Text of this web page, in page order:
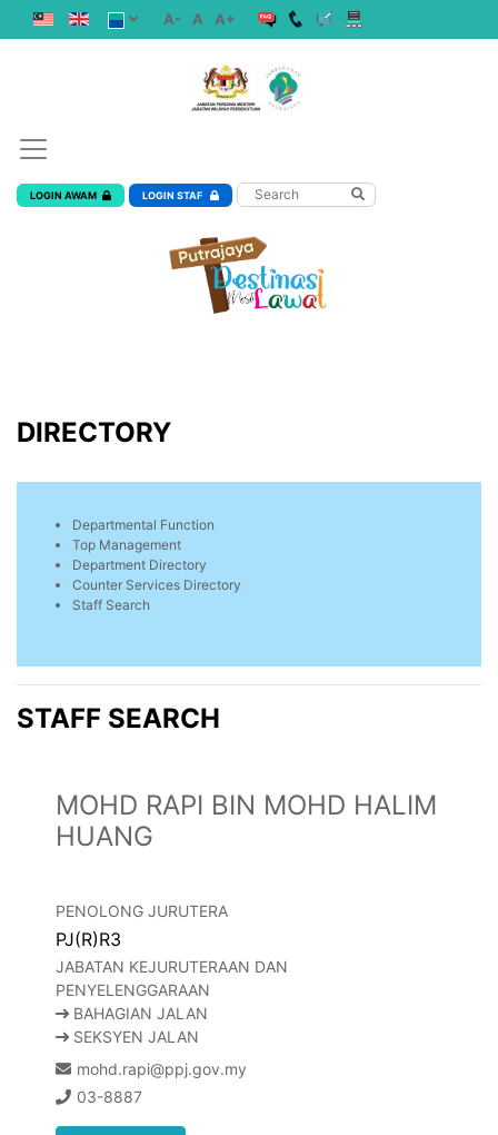
A- A A+
LOGIN AWAM LOGIN STAF
DIRECTORY
Departmental Function
Top Management
Department Directory
Counter Services Directory
Staff Search
STAFF SEARCH
MOHD RAPI BIN MOHD HALIM
HUANG
PENOLONG JURUTERA
PJ(R)R3
JABATAN KEJURUTERAAN DAN
PENYELENGGARAAN
BAHAGIAN JALAN
SEKSYEN JALAN
mohd.rapi@ppj.gov.my
03-8887